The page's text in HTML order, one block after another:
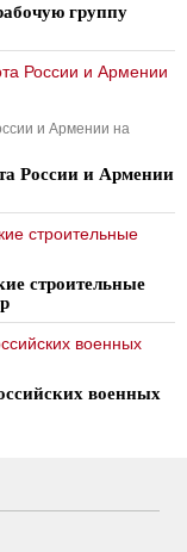
группу
и Армении на
России и Армении
строительные
военных